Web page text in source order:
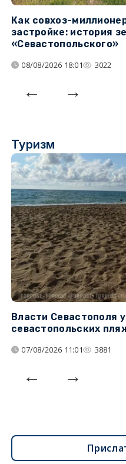
Как совхоз-
застройке: история
«Севастопольского»
08/08/2026 18:01 3022
Туризм
Власти Севастополя
севастопольских
07/08/2026 11:01 3881